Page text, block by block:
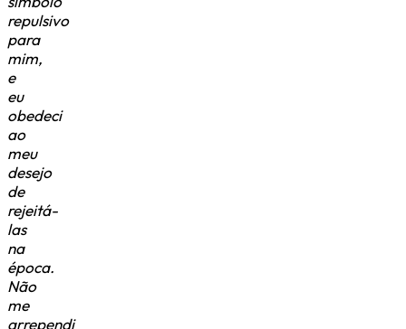
repulsivo
para
mim,
e
eu
obedeci
ao
meu
desejo
de
rejeitá-
las
na
época.
Não
me
arrependi